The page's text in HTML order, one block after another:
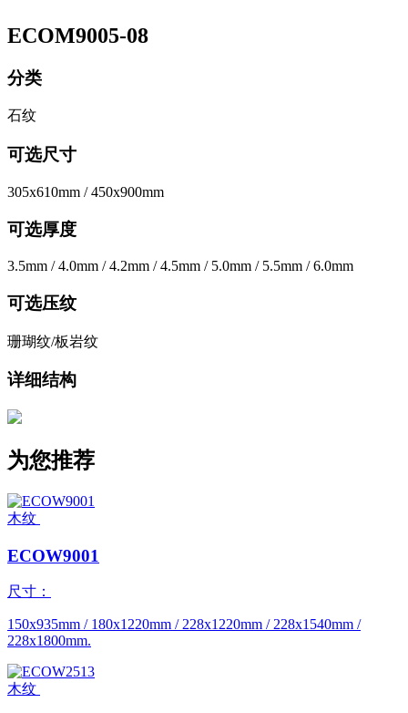
ECOM9005-08
分类
石纹
可选尺寸
305x610mm / 450x900mm
可选厚度
3.5mm / 4.0mm / 4.2mm / 4.5mm / 5.0mm / 5.5mm / 6.0mm
可选压纹
珊瑚纹/板岩纹
详细结构
为您推荐
木纹
ECOW9001
尺寸：
150x935mm / 180x1220mm / 228x1220mm / 228x1540mm /
228x1800mm.
木纹